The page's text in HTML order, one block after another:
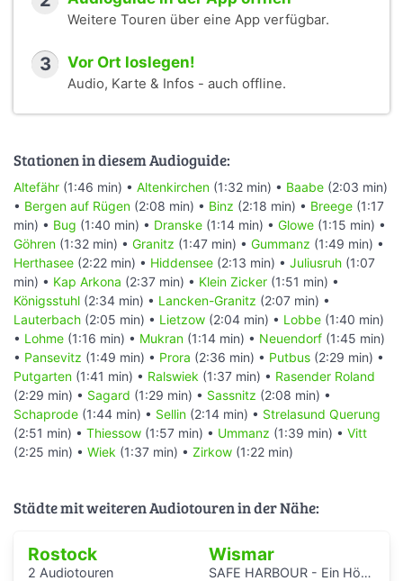
Weitere Touren über eine App verfügbar.
3 Vor Ort loslegen!
Audio, Karte & Infos - auch offline.
Stationen in diesem Audioguide:
Altefähr (1:46 min) • Altenkirchen (1:32 min) • Baabe (2:03 min)
• Bergen auf Rügen (2:08 min) • Binz (2:18 min) • Breege (1:17
min) • Bug (1:40 min) • Dranske (1:14 min) • Glowe (1:15 min) •
Göhren (1:32 min) • Granitz (1:47 min) • Gummanz (1:49 min) •
Herthasee (2:22 min) • Hiddensee (2:13 min) • Juliusruh (1:07
min) • Kap Arkona (2:37 min) • Klein Zicker (1:51 min) •
Königsstuhl (2:34 min) • Lancken-Granitz (2:07 min) •
Lauterbach (2:05 min) • Lietzow (2:04 min) • Lobbe (1:40 min)
• Lohme (1:16 min) • Mukran (1:14 min) • Neuendorf (1:45 min)
• Pansevitz (1:49 min) • Prora (2:36 min) • Putbus (2:29 min) •
Putgarten (1:41 min) • Ralswiek (1:37 min) • Rasender Roland
(2:29 min) • Sagard (1:29 min) • Sassnitz (2:08 min) •
Schaprode (1:44 min) • Sellin (2:14 min) • Strelasund Querung
(2:51 min) • Thiessow (1:57 min) • Ummanz (1:39 min) • Vitt
(2:25 min) • Wiek (1:37 min) • Zirkow (1:22 min)
Städte mit weiteren Audiotouren in der Nähe:
Rostock
2 Audiotouren
Wismar
SAFE HARBOUR - Ein Hörspaziergang über Migrationsgeschichte